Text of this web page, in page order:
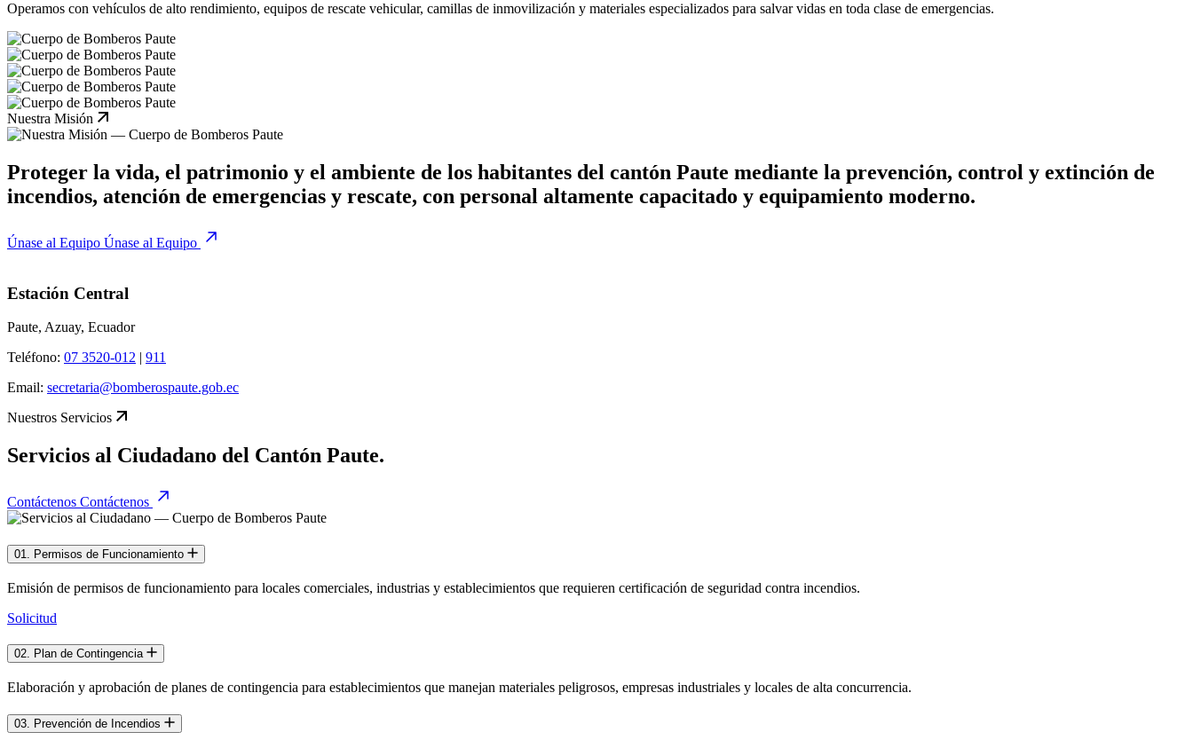
Operamos con vehículos de alto rendimiento, equipos de rescate vehicular, camillas de inmovilización y materiales especializados para salvar vidas en toda clase de emergencias.
Nuestra Misión
Proteger la vida, el patrimonio y el ambiente de los habitantes del cantón Paute mediante la prevención, control y extinción de
incendios, atención de emergencias y rescate, con personal altamente capacitado y equipamiento moderno.
Únase al Equipo Únase al Equipo
Estación Central
Paute, Azuay, Ecuador
Teléfono: 07 3520-012 | 911
Email: secretaria@bomberospaute.gob.ec
Nuestros Servicios
Servicios al Ciudadano del Cantón Paute.
Contáctenos Contáctenos
01. Permisos de Funcionamiento
Emisión de permisos de funcionamiento para locales comerciales, industrias y establecimientos que requieren certificación de seguridad contra incendios.
Solicitud
02. Plan de Contingencia
Elaboración y aprobación de planes de contingencia para establecimientos que manejan materiales peligrosos, empresas industriales y locales de alta concurrencia.
03. Prevención de Incendios